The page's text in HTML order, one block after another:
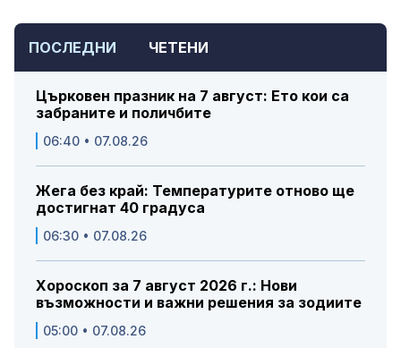
ПОСЛЕДНИ ЧЕТЕНИ
Църковен празник на 7 август: Ето кои са
забраните и поличбите
06:40 • 07.08.26
Жега без край: Температурите отново ще
достигнат 40 градуса
06:30 • 07.08.26
Хороскоп за 7 август 2026 г.: Нови
възможности и важни решения за зодиите
05:00 • 07.08.26